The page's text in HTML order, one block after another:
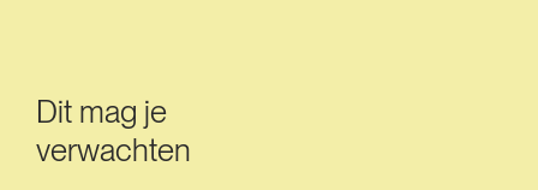
Dit mag je
verwachten